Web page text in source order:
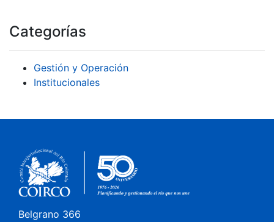
Categorías
Gestión y Operación
Institucionales
Belgrano 366